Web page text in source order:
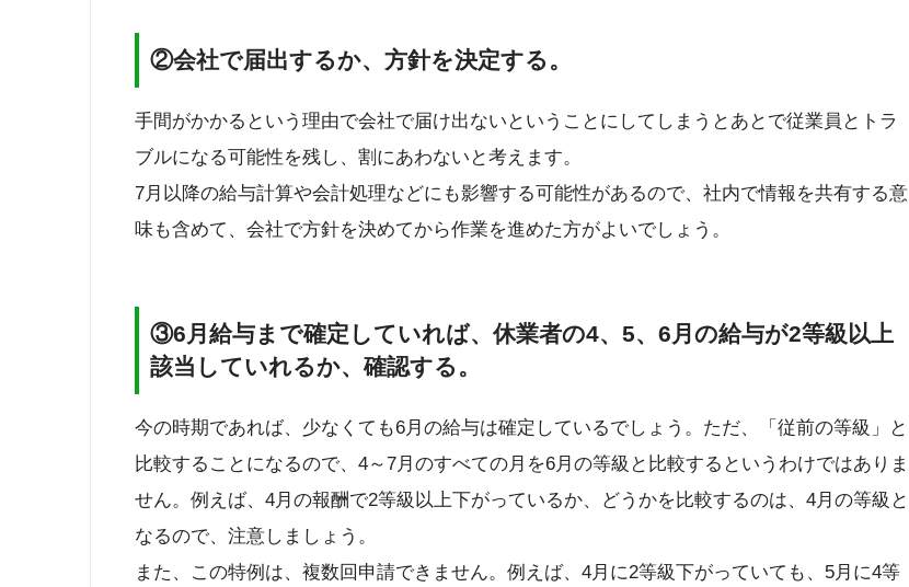
②会社で届出するか、方針を決定する。
手間がかかるという理由で会社で届け出ないということにしてしまうとあとで従業員とトラ
ブルになる可能性を残し、割にあわないと考えます。
7月以降の給与計算や会計処理などにも影響する可能性があるので、社内で情報を共有する意
味も含めて、会社で方針を決めてから作業を進めた方がよいでしょう。
③6月給与まで確定していれば、休業者の4、5、6月の給与が2等級以上
該当していれるか、確認する。
今の時期であれば、少なくても6月の給与は確定しているでしょう。ただ、「従前の等級」と
比較することになるので、4～7月のすべての月を6月の等級と比較するというわけではありま
せん。例えば、4月の報酬で2等級以上下がっているか、どうかを比較するのは、4月の等級と
なるので、注意しましょう。
また、この特例は、複数回申請できません。例えば、4月に2等級下がっていても、5月に4等